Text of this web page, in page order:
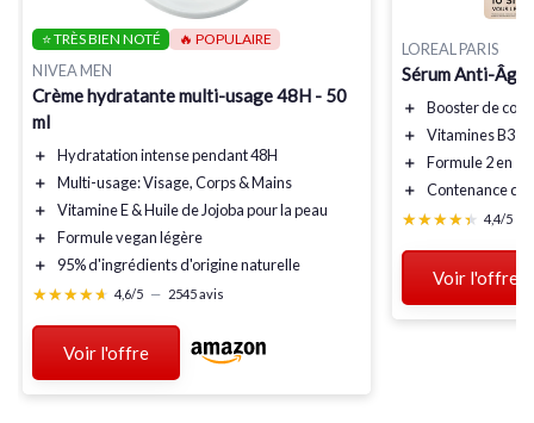
⭐ TRÈS BIEN NOTÉ 🔥 POPULAIRE
NIVEA MEN
Crème hydratante multi-usage 48H - 50
ml
＋ Hydratationintense pendant 48H
＋
Multi-usage: Visage, Corps & Mains
＋
Vitamine E&Huile de Jojobapour la peau
＋
Formule veganlégère
＋
95%d'ingrédients d'origine naturelle
★★★★★
★★★★★ 4,6/5 — 2545 avis
Voir l'offre
LOREAL PARIS
Sérum Anti-Âge
＋
Booster de
＋
Vitamines B3 et
＋
Formule 2 en 1
＋
Contenance de
★★★★★
★★★★★ 4,4/5
Voir l'offre